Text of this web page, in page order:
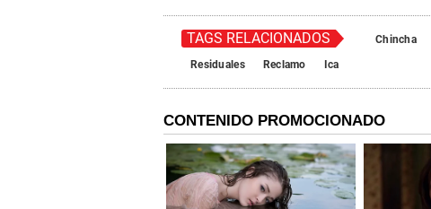
TAGS RELACIONADOS Chincha
Residuales
Reclamo Ica